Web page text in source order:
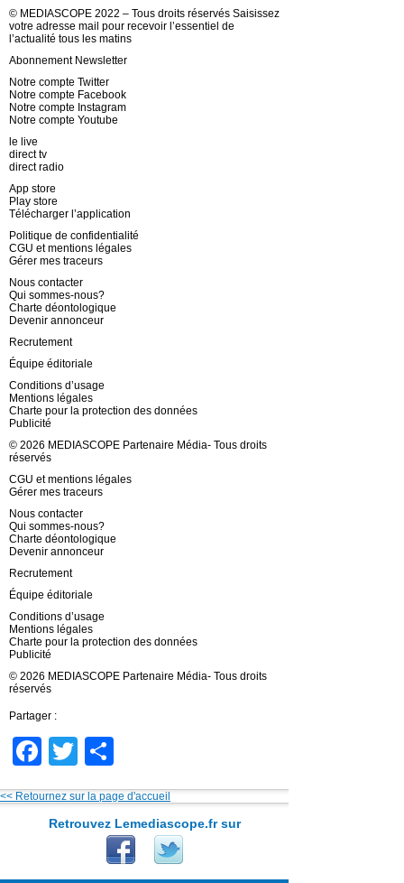
© MEDIASCOPE 2022 – Tous droits réservés Saisissez
votre adresse mail pour recevoir l’essentiel de
l’actualité tous les matins
Abonnement Newsletter
Notre compte Twitter
Notre compte Facebook
Notre compte Instagram
Notre compte Youtube
le live
direct tv
direct radio
App store
Play store
Télécharger l’application
Politique de confidentialité
CGU et mentions légales
Gérer mes traceurs
Nous contacter
Qui sommes-nous?
Charte déontologique
Devenir annonceur
Recrutement
Équipe éditoriale
Conditions d’usage
Mentions légales
Charte pour la protection des données
Publicité
© 2026 MEDIASCOPE Partenaire Média- Tous droits
réservés
CGU et mentions légales
Gérer mes traceurs
Nous contacter
Qui sommes-nous?
Charte déontologique
Devenir annonceur
Recrutement
Équipe éditoriale
Conditions d’usage
Mentions légales
Charte pour la protection des données
Publicité
© 2026 MEDIASCOPE Partenaire Média- Tous droits
réservés
Partager :
Facebook
Twitter
<< Retournez sur la page d'accueil
Retrouvez Lemediascope.fr sur